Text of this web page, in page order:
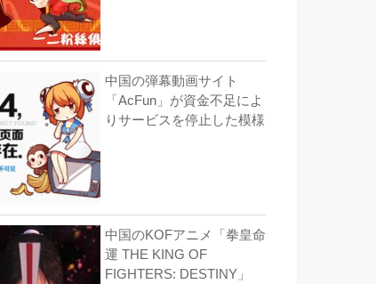
中国の弾幕動画サイト
「AcFun」が資金不足によ
りサービスを停止した模様
中国のKOFアニメ「拳皇命
運 THE KING OF
FIGHTERS: DESTINY」